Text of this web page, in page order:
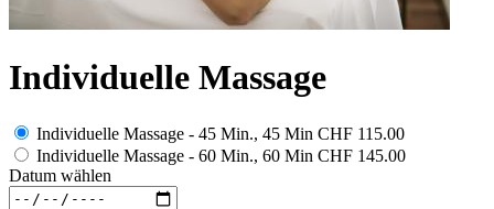
Individuelle Massage
Individuelle Massage - 45 Min., 45 Min CHF 115.00
Individuelle Massage - 60 Min., 60 Min CHF 145.00
Datum wählen